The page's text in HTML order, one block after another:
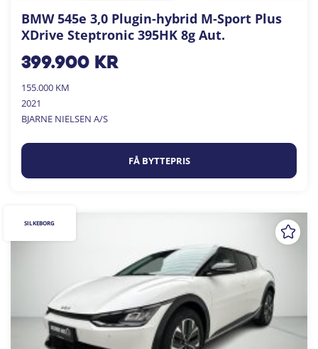
BMW 545e 3,0 Plugin-hybrid M-Sport Plus
XDrive Steptronic 395HK 8g Aut.
399.900kr
155.000 KM
2021
BJARNE NIELSEN A/S
FÅ BYTTEPRIS
SILKEBORG